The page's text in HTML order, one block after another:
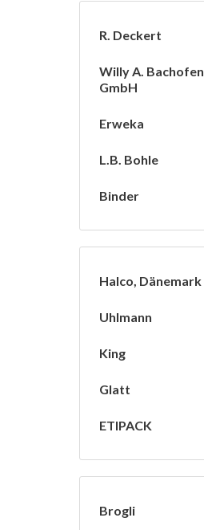
R. Deckert
Willy A. Bachofen
GmbH
Erweka
L.B. Bohle
Binder
Halco, Dänemark
Uhlmann
King
Glatt
ETIPACK
Brogli